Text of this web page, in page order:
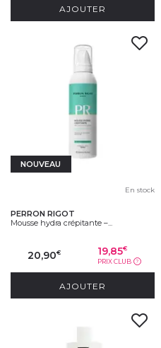
AJOUTER
NOUVEAU
En stock
PERRON RIGOT
Mousse hydra crépitante –...
20,90€ 19,85€
PRIX CLUB ?
AJOUTER